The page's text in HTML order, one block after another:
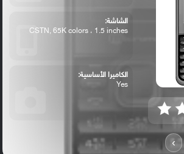
›
الشاشة:
CSTN, 65K colors ، 1.5 inches
الكاميرا الأساسية:
Yes